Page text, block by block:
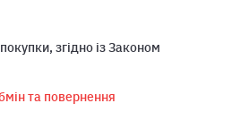
згідно із Законом
та повернення